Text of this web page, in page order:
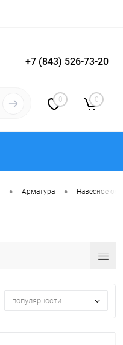
Вход Регистрация
+7 (843) 526-73-20
0 0
• Арматура • Навесное
популярности